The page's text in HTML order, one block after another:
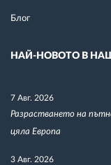
Блог
НАЙ-НОВОТО В
7 Авг. 2026
Разрастването на
цяла Европа
3 Авг. 2026